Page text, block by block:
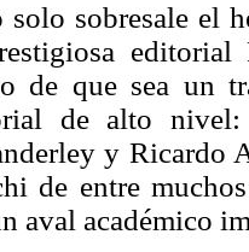
sobresale el
de que sea un
de alto nivel:
y Ricardo
de entre
aval académico